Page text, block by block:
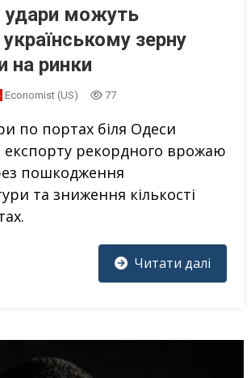
удари можуть
зерну
на ринки
Economist (US) 77
по портах біля Одеси
експорту рекордного врожаю
пошкодження
та зниження кількості
Читати далі